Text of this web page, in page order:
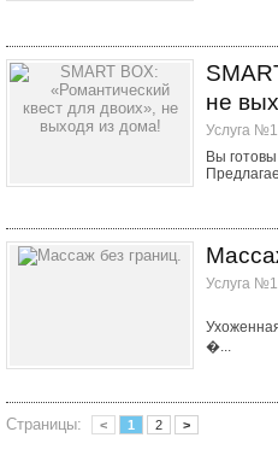
не
Услуга
Вы
Услуга
�...
Страницы: < 1 2 >